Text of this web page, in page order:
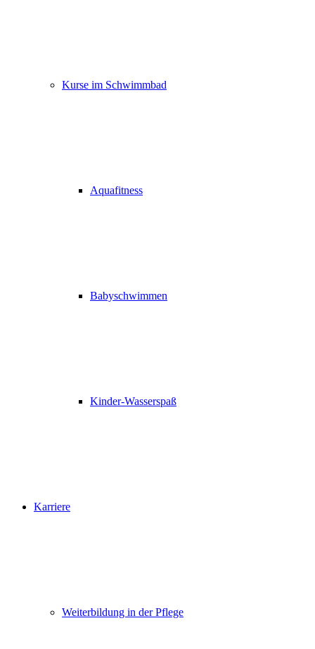
Kurse im Schwimmbad
Aquafitness
Babyschwimmen
Kinder-Wasserspaß
Karriere
Weiterbildung in der Pflege